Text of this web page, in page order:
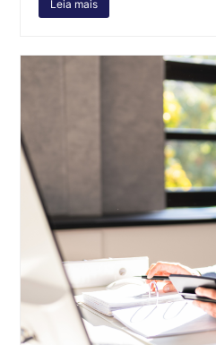
Leia mais